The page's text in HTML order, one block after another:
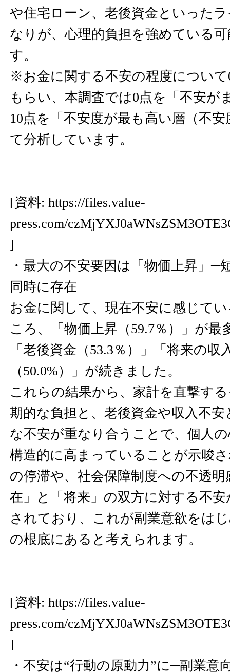
や住宅ローン、老後資金といった
なりが、心理的負担を強めている
す。
※お金に関する不安の程度について
もらい、本調査では0点を「不安が
10点を「不安度が最も高い層（不
て分析しています。
[資料: https://files.value-
press.com/
]
・最大の不安要因は「物価上昇」─
同時に存在
お金に関して、現在不安に感じて
ころ、「物価上昇（59.7％）」が最
「老後資金（53.3％）」「将来の収
（50.0%）」が続きました。
これらの結果から、家計を直撃す
期的な負担と、老後資金や収入不
な不安が重なり合うことで、個人
構造的に高まっていることが示唆
の停滞や、社会保障制度への不透
在」と「将来」の双方に対する不
されており、これが副業意欲をは
の根底にあると考えられます。
[資料: https://files.value-
press.com/
]
・不安は“行動の原動力”に─副業意